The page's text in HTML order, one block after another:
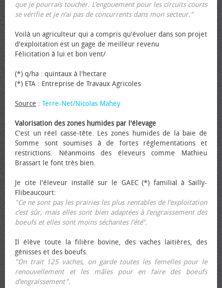
que je pourrais toucher. L’engouement pour les circuits courts
se vérifie et je n’ai pas de concurrents dans mon secteur."
Voilà un agriculteur qui a compris qu'évoluer dans son projet
d'exploitation est un gage de meilleur revenu
Félicitation à lui et bon vent/
(*) q/ha : quintaux à l'hectare
(*) ETA : Entreprise de Travaux Agricoles
Source : Terre-Net/Nicolas Mahey
Valorisation des zones humides par l'élevage
C'est un réel casse-tête. Les zones humides de la baie de
Somme sont soumises à de fortes réglementations et
restrictions. Néanmoins des éleveurs comme Mathieu
Brassart le font très bien.
Je cite l'éleveur installé sur le GAEC (*) familial à Sailly-
Flibeaucourt:
"Ce ne sont pas les prairies les plus rentables de l’exploitation
c’est sûr, mais elles sont bien adaptées à l’engraissement des
bœufs et elles sont moins séchantes l’été".
Il élève toute la filière bovine, des vaches laitières, des
génisses et des bœufs.
"On trait 125 vaches, on garde toutes les femelles pour le
renouvellement et les mâles pour en faire des bœufs
d’engraissement".